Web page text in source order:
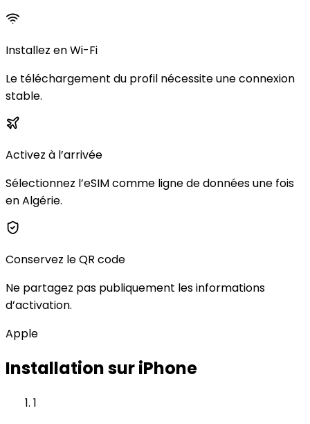
Installez en Wi-Fi
Le téléchargement du profil nécessite une connexion
stable.
Activez à l’arrivée
Sélectionnez l’eSIM comme ligne de données une fois
en Algérie.
Conservez le QR code
Ne partagez pas publiquement les informations
d’activation.
Apple
Installation sur iPhone
1